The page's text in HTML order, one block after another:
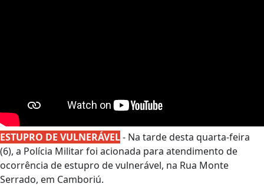
ESTUPRO DE VULNERÁVEL- Na tarde desta quarta-feira
(6), a Polícia Militar foi acionada para atendimento de
ocorrência de estupro de vulnerável, na Rua Monte
Serrado, em Camboriú.